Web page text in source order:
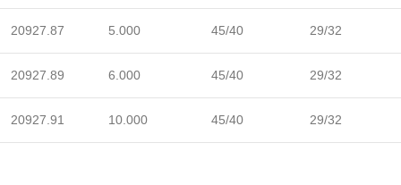
20927.87 5.000 45/40 29/32
20927.89 6.000 45/40 29/32
20927.91 10.000 45/40 29/32